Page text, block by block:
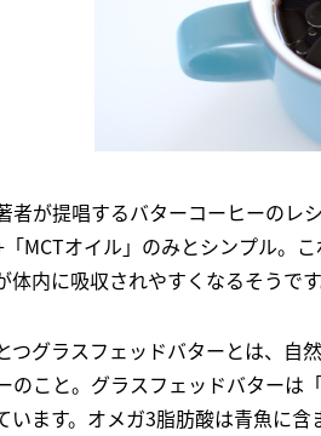
者が提唱するバターコーヒーのレ
MCTオイル」のみとシンプル。
体内に吸収されやすくなるそうです
つグラスフェッドバターとは、自
のこと。グラスフェッドバターは
います。オメガ3脂肪酸は青魚に